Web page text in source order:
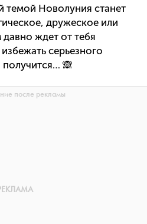
темой Новолуния станет
дружеское или
ждет от тебя
серьезного
получится… 🙈